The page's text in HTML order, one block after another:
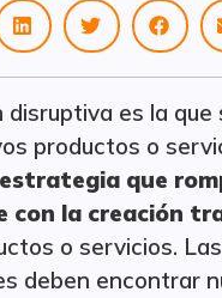
disruptiva es la que
productos o
que
con la creación
o servicios. Las
deben encontrar